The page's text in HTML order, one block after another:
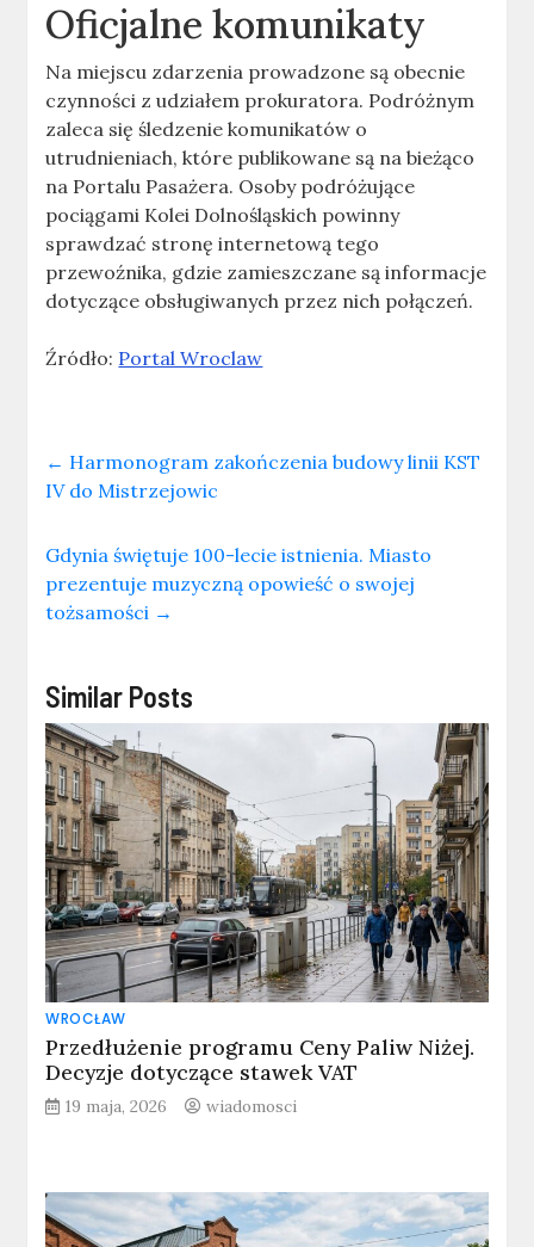
Oficjalne komunikaty
Na miejscu zdarzenia prowadzone są obecnie
czynności z udziałem prokuratora. Podróżnym
zaleca się śledzenie komunikatów o
utrudnieniach, które publikowane są na bieżąco
na Portalu Pasażera. Osoby podróżujące
pociągami Kolei Dolnośląskich powinny
sprawdzać stronę internetową tego
przewoźnika, gdzie zamieszczane są informacje
dotyczące obsługiwanych przez nich połączeń.
Źródło: Portal Wroclaw
← Harmonogram zakończenia budowy linii KST
IV do Mistrzejowic
Gdynia świętuje 100-lecie istnienia. Miasto
prezentuje muzyczną opowieść o swojej
tożsamości →
Similar Posts
WROCŁAW
Przedłużenie programu Ceny Paliw Niżej.
Decyzje dotyczące stawek VAT
19 maja, 2026 wiadomosci